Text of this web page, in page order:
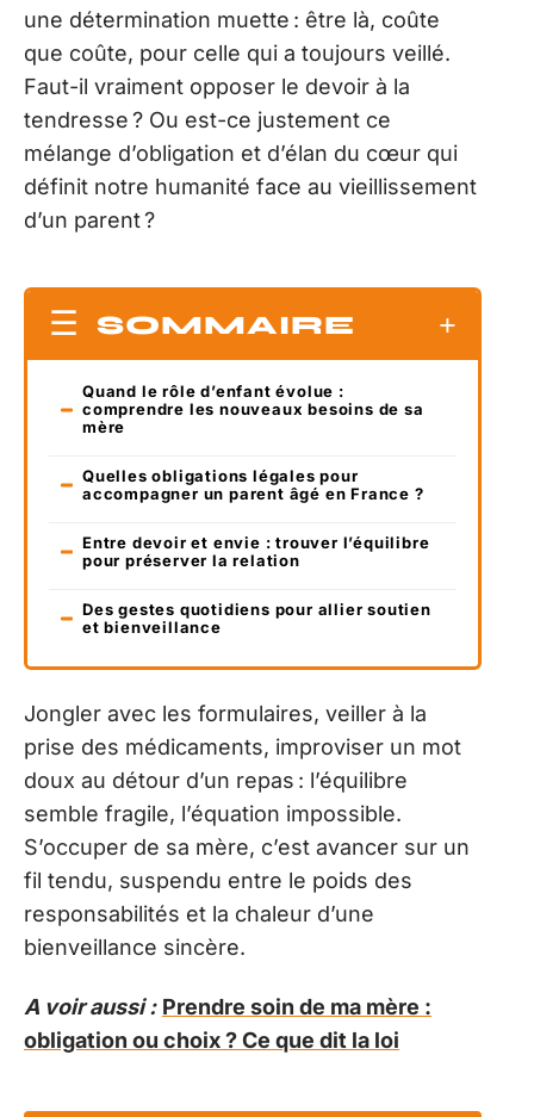
une détermination muette : être là, coûte
que coûte, pour celle qui a toujours veillé.
Faut-il vraiment opposer le devoir à la
tendresse ? Ou est-ce justement ce
mélange d’obligation et d’élan du cœur qui
définit notre humanité face au vieillissement
d’un parent ?
SOMMAIRE
Quand le rôle d’enfant évolue :
comprendre les nouveaux besoins de sa
mère
Quelles obligations légales pour
accompagner un parent âgé en France ?
Entre devoir et envie : trouver l’équilibre
pour préserver la relation
Des gestes quotidiens pour allier soutien
et bienveillance
Jongler avec les formulaires, veiller à la
prise des médicaments, improviser un mot
doux au détour d’un repas : l’équilibre
semble fragile, l’équation impossible.
S’occuper de sa mère, c’est avancer sur un
fil tendu, suspendu entre le poids des
responsabilités et la chaleur d’une
bienveillance sincère.
A voir aussi : Prendre soin de ma mère :
obligation ou choix ? Ce que dit la loi